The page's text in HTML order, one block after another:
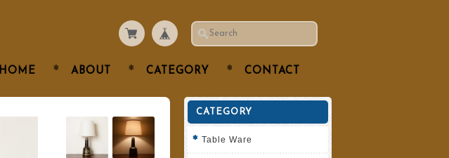
HOME ABOUT CATEGORY CONTACT
CATEGORY
Table Ware